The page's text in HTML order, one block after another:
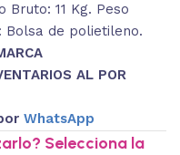
Bruto: 11 Kg. Peso
Bolsa de polietileno.
AL POR
WhatsApp
Selecciona la